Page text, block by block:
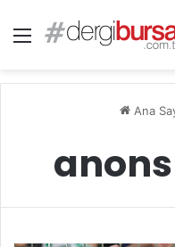
Menü
Ana